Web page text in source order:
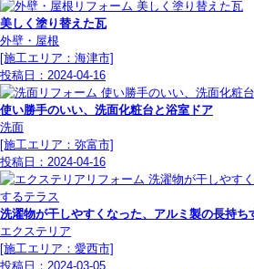
美しく塗り替えた瓦
外壁・屋根
[施工エリア：海津市]
投稿日： 2024-04-16
使い勝手のいい、洗面化粧台と浴室ドア
洗面
[施工エリア：弥富市]
投稿日： 2024-04-16
洗濯物が干しやすくなった、アルミ製の長持ち
エクステリア
[施工エリア：愛西市]
投稿日： 2024-03-05